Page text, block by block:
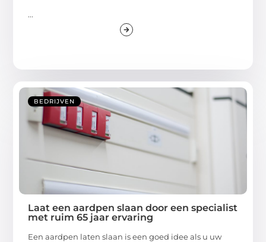
...
BEDRIJVEN
Laat een aardpen slaan door een specialist
met ruim 65 jaar ervaring
Een aardpen laten slaan is een goed idee als u uw